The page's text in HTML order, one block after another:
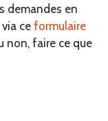
demandes en
ce formulaire
non, faire ce que